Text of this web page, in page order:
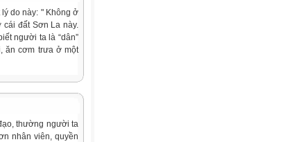
do này: " Không ở
đất Sơn La này.
người ta là “dân”
ăn cơm trưa ở một
thường người ta
nhân viên, quyền